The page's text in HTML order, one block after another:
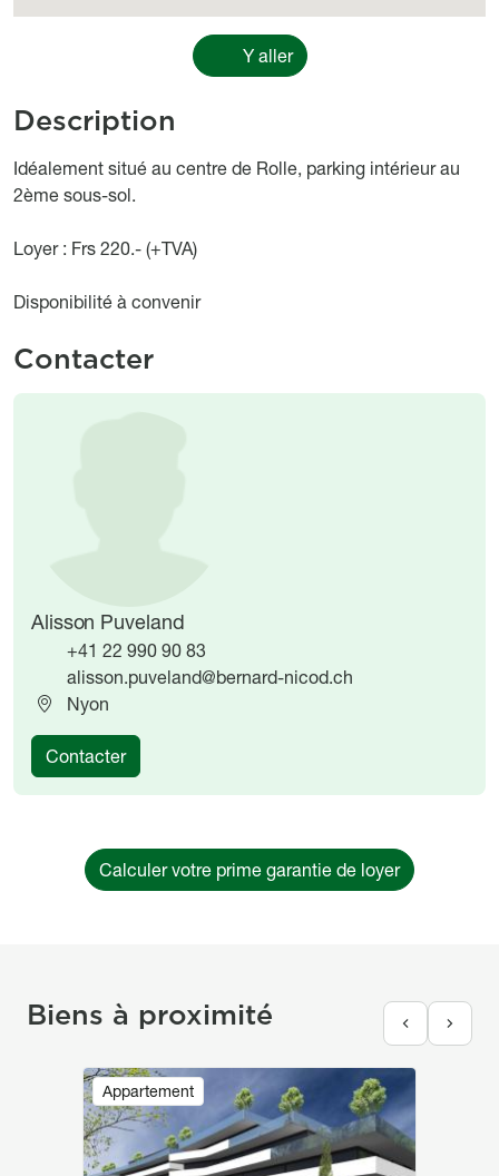
Y aller
Description
Object description
Idéalement situé au centre de Rolle, parking intérieur au
2ème sous-sol.
Loyer : Frs 220.- (+TVA)
Disponibilité à convenir
Contacter
Alisson Puveland
+41 22 990 90 83
alisson.puveland@bernard-nicod.ch
Nyon
Contacter
Calculer votre prime garantie de loyer
Biens à proximité
Appartement
Image